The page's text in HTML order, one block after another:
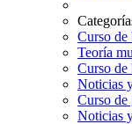
Curso de
Teoría
Curso de
Noticias
Curso de
Noticias